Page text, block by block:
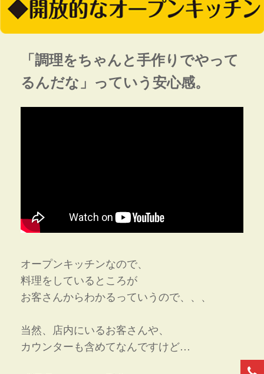
「調理をちゃんと手作りでやって
るんだな」っていう安心感。
オープンキッチンなので、
料理をしているところが
お客さんからわかるっていうので、、、
当然、店内にいるお客さんや、
カウンターも含めてなんですけど…